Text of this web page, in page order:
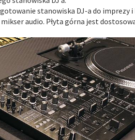
stanowiska DJ-a do
audio. Płyta górna jest